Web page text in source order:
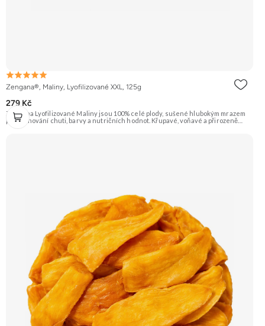
Zengana®, Maliny, Lyofilizované XXL, 125g
279 Kč
Zengana Lyofilizované Maliny jsou 100% celé plody, sušené hlubokým mrazem
pro zachování chuti, barvy a nutričních hodnot. Křupavé, voňavé a přirozeně